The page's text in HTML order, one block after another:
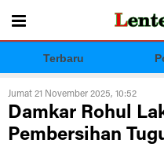
Terbaru
Jumat 21 November 2025, 10:52
Damkar Rohul
Pembersihan